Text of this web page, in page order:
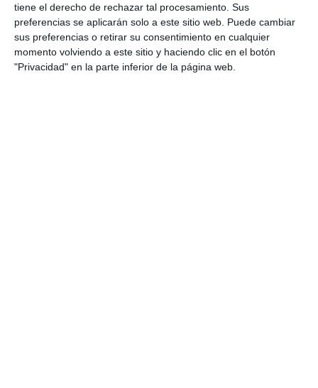
tiene el derecho de rechazar tal procesamiento. Sus
preferencias se aplicarán solo a este sitio web. Puede cambiar
sus preferencias o retirar su consentimiento en cualquier
momento volviendo a este sitio y haciendo clic en el botón
"Privacidad" en la parte inferior de la página web.